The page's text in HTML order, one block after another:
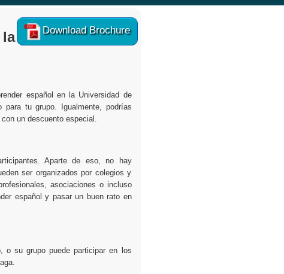
Download Brochure
español en la Universidad de
para tu grupo. Igualmente, podrías
un descuento especial.
Aparte de eso, no hay
ser organizados por colegios y
asociaciones o incluso
español y pasar un buen rato en
o su grupo puede participar en los